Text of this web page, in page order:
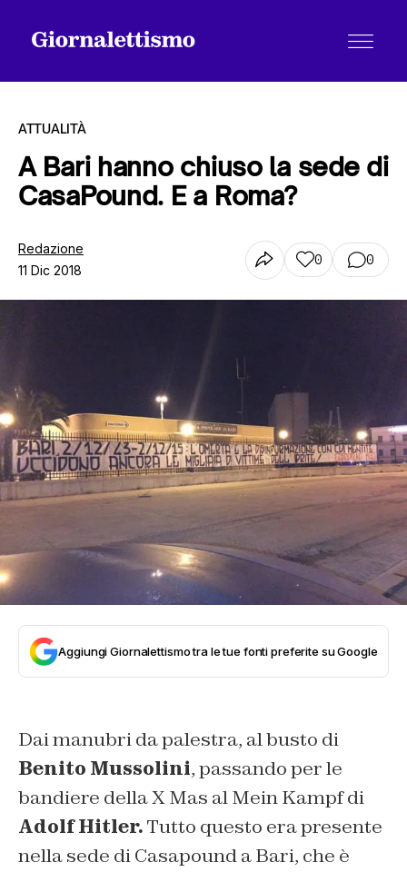
Tutti gli articoli
Chi siamo
ATTUALITÀ
A Bari hanno chiuso la sede di
CasaPound. E a Roma?
Redazione
11 Dic 2018
0 0
Aggiungi Giornalettismo tra le tue fonti preferite su Google
Dai manubri da palestra, al busto di
Benito Mussolini, passando per le
bandiere della X Mas alMein Kampfdi
Adolf Hitler.Tutto questo era presente
nella sede di Casapound a Bari, che è